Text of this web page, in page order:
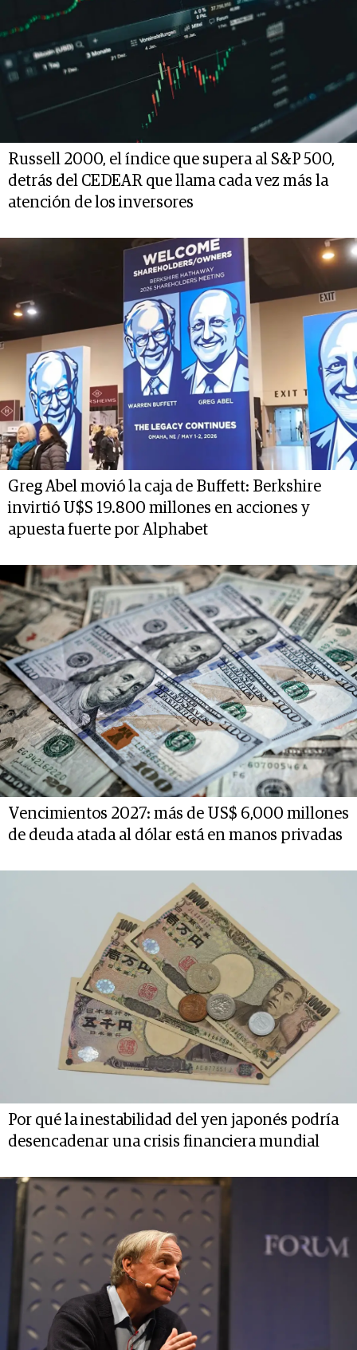
Russell 2000, el índice que supera al S&P 500,
detrás del CEDEAR que llama cada vez más la
atención de los inversores
Greg Abel movió la caja de Buffett: Berkshire
invirtió U$S 19.800 millones en acciones y
apuesta fuerte por Alphabet
Vencimientos 2027: más de US$ 6,000 millones
de deuda atada al dólar está en manos privadas
Por qué la inestabilidad del yen japonés podría
desencadenar una crisis financiera mundial